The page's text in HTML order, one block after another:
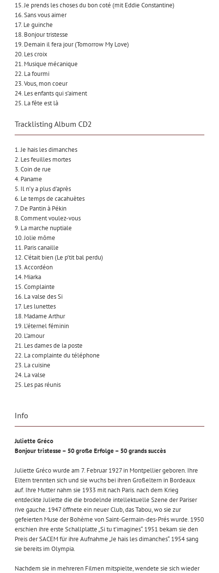
15. Je prends les choses du bon coté (mit Eddie Constantine)
16. Sans vous aimer
17. Le guinche
18. Bonjour tristesse
19. Demain il fera jour (Tomorrow My Love)
20. Les croix
21. Musique mécanique
22. La fourmi
23. Vous, mon coeur
24. Les enfants qui s’aiment
25. La fête est là
Tracklisting Album CD2
1. Je hais les dimanches
2. Les feuilles mortes
3. Coin de rue
4. Paname
5. Il n’y a plus d’après
6. Le temps de cacahuètes
7. De Pantin à Pékin
8. Comment voulez-vous
9. La marche nuptiale
10. Jolie môme
11. Paris canaille
12. C’était bien (Le p’tit bal perdu)
13. Accordéon
14. Miarka
15. Complainte
16. La valse des Si
17. Les lunettes
18. Madame Arthur
19. L’éternel féminin
20. L’amour
21. Les dames de la poste
22. La complainte du téléphone
23. La cuisine
24. La valse
25. Les pas réunis
Info
Juliette Gréco
Bonjour tristesse – 50 große Erfolge – 50 grands succès
Juliette Gréco wurde am 7. Februar 1927 in Montpellier geboren. Ihre
Eltern trennten sich und sie wuchs bei ihren Großeltern in Bordeaux
auf. Ihre Mutter nahm sie 1933 mit nach Paris. nach dem Krieg
entdeckte Juliette die die brodelnde intellektuelle Szene der Pariser
rive gauche. 1947 öffnete ein neuer Club, das Tabou, wo sie zur
gefeierten Muse der Bohème von Saint-Germain-des-Prés wurde. 1950
erschien ihre erste Schallplatte „Si tu t’imagines“. 1951 bekam sie den
Preis der SACEM für ihre Aufnahme „Je hais les dimanches“. 1954 sang
sie bereits im Olympia.
Nachdem sie in mehreren Filmen mitspielte, wendete sie sich wieder